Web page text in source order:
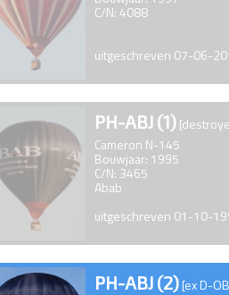
C/N: 4088
uitgeschreven 07-06-
PH-ABJ (1)
Cameron N-145
Bouwjaar: 1995
C/N: 3465
Abab
uitgeschreven 01-10-
PH-ABJ (2)[ex D-